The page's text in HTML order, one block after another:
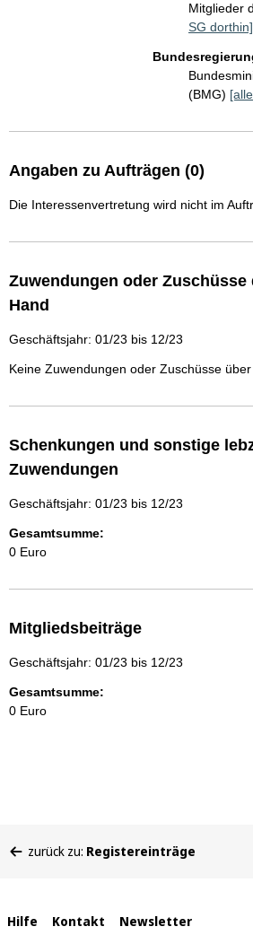
Mitglieder
SG dorthin]
(BMG)
Angaben zu Aufträgen (0)
Die Interessenvertretung wird nicht im
Zuwendungen oder
Hand
Geschäftsjahr: 01/23 bis 12/23
Keine Zuwendungen oder Zuschüsse
Schenkungen und sonstige
Zuwendungen
Geschäftsjahr: 01/23 bis 12/23
Gesamtsumme:
0 Euro
Mitgliedsbeiträge
Geschäftsjahr: 01/23 bis 12/23
Gesamtsumme:
0 Euro
befinden
zurück zu: Registereinträge
Interne
Hilfe Kontakt Newsletter